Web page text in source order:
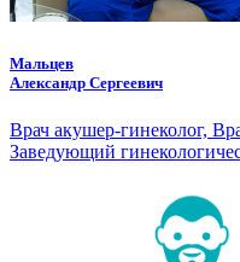
Мальцев
Александр Сергеевич
Врач акушер-гинеколог,
Заведующий